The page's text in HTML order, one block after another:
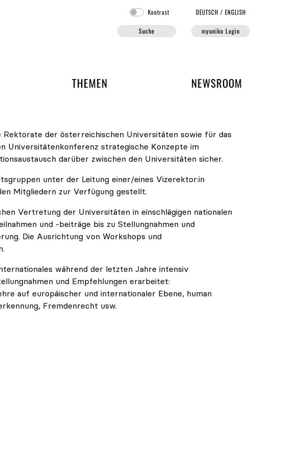
Kontrast DEUTSCH /ENGLISH
Suche myuniko Login
ARBEITSGRUPPEN DER UNIKO
THEMEN NEWSROOM
der österreichischen Universitäten sowie für das
Universitätenkonferenz strategische Konzepte im
darüber zwischen den Universitäten sicher.
unter der Leitung einer/eines Vizerektor:in
Mitgliedern zur Verfügung gestellt.
Vertretung der Universitäten in einschlägigen nationalen
und -beiträge bis zu Stellungnahmen und
Die Ausrichtung von Workshops und
während der letzten Jahre intensiv
und Empfehlungen erarbeitet:
auf europäischer und internationaler Ebene, human
Fremdenrecht usw.